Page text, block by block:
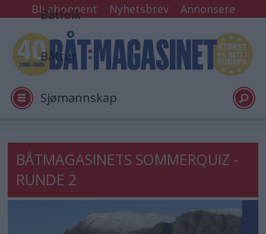
Bli abonnent Nyhetsbrev Annonsere
Båtfolk
Båttur
Sjømannskap
Tester
Arkiv
BÅTMAGASINETS SOMMERQUIZ -
RUNDE 2